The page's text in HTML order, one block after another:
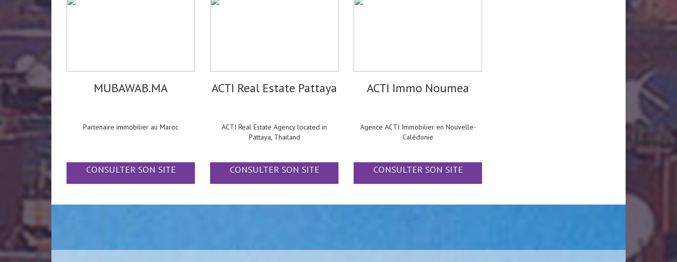
MUBAWAB.MA
Partenaire immobilier au Maroc
CONSULTER SON SITE
ACTI Real Estate Pattaya
ACTI Real Estate Agency located in
Pattaya, Thailand
CONSULTER SON SITE
ACTI Immo Noumea
Agence ACTI Immobilier en Nouvelle-
Calédonie
CONSULTER SON SITE